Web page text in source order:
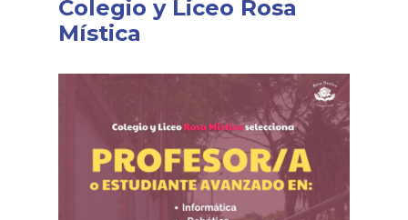
Colegio y Liceo Rosa
Mística